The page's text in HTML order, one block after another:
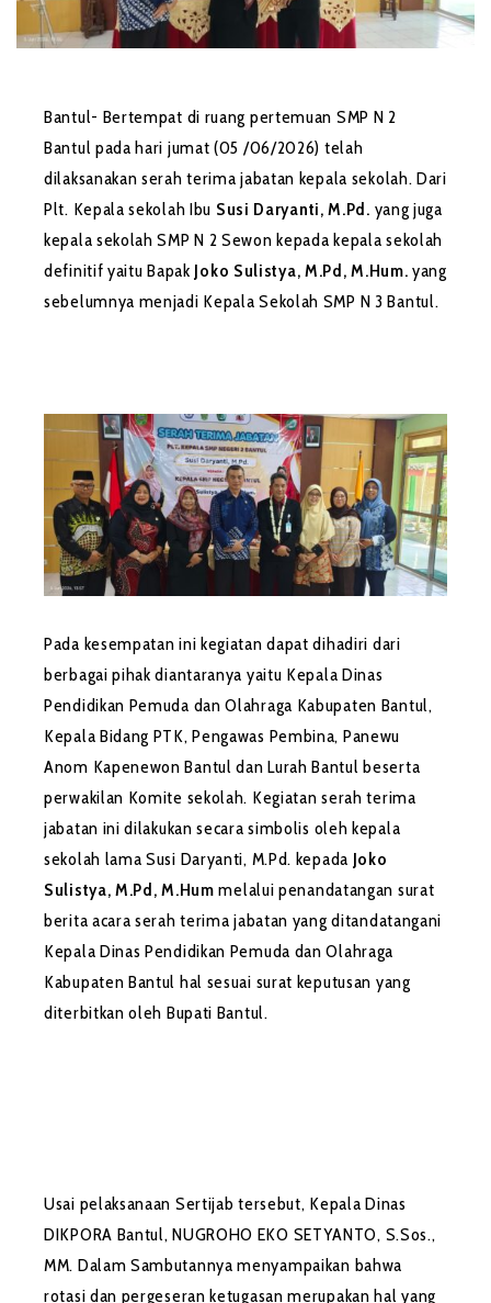
Bantul- Bertempat di ruang pertemuan SMP N 2
Bantul pada hari jumat (05 /06/2026) telah
dilaksanakan serah terima jabatan kepala sekolah. Dari
Plt. Kepala sekolah Ibu Susi Daryanti, M.Pd. yang juga
kepala sekolah SMP N 2 Sewon kepada kepala sekolah
definitif yaitu Bapak Joko Sulistya, M.Pd, M.Hum. yang
sebelumnya menjadi Kepala Sekolah SMP N 3 Bantul.
Pada kesempatan ini kegiatan dapat dihadiri dari
berbagai pihak diantaranya yaitu Kepala Dinas
Pendidikan Pemuda dan Olahraga Kabupaten Bantul,
Kepala Bidang PTK, Pengawas Pembina, Panewu
Anom Kapenewon Bantul dan Lurah Bantul beserta
perwakilan Komite sekolah. Kegiatan serah terima
jabatan ini dilakukan secara simbolis oleh kepala
sekolah lama Susi Daryanti, M.Pd. kepada Joko
Sulistya, M.Pd, M.Hum melalui penandatangan surat
berita acara serah terima jabatan yang ditandatangani
Kepala Dinas Pendidikan Pemuda dan Olahraga
Kabupaten Bantul hal sesuai surat keputusan yang
diterbitkan oleh Bupati Bantul.
Usai pelaksanaan Sertijab tersebut, Kepala Dinas
DIKPORA Bantul, NUGROHO EKO SETYANTO, S.Sos.,
MM. Dalam Sambutannya menyampaikan bahwa
rotasi dan pergeseran ketugasan merupakan hal yang